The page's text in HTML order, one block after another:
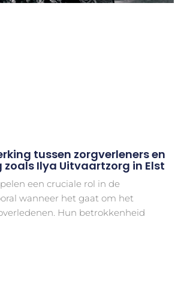
tussen zorgverleners en
Ilya Uitvaartzorg in Elst
een cruciale rol in de
wanneer het gaat om het
Hun betrokkenheid